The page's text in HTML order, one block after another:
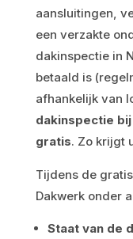
aansluitingen,
een verzakte
dakinspectie in
betaald is
afhankelijk van
dakinspectie
gratis. Zo krijgt
Tijdens de
Dakwerk onder
Staat van de